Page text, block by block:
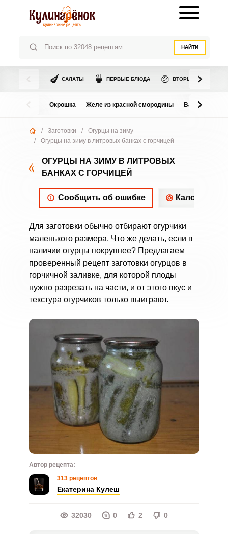
НАЙТИ
🍆 САЛАТЫ 🍵 ПЕРВЫЕ БЛЮДА 🍲 ВТОРЫЕ БЛЮДА
Окрошка Желе из красной смородины Варенье из
/ Заготовки /
Огурцы на зиму
/
Огурцы на зиму в литровых банках с горчицей
ОГУРЦЫ НА ЗИМУ В ЛИТРОВЫХ
БАНКАХ С ГОРЧИЦЕЙ
Сообщить об ошибке
Для заготовки обычно отбирают огурчики
маленького размера. Что же делать, если в
наличии огурцы покрупнее? Предлагаем
проверенный рецепт заготовки огурцов в
горчичной заливке, для которой плоды
нужно разрезать на части, и от этого вкус и
текстура огурчиков только выиграют.
Автор рецепта:
313 рецептов
Екатерина Кулеш
32030 0 2 0